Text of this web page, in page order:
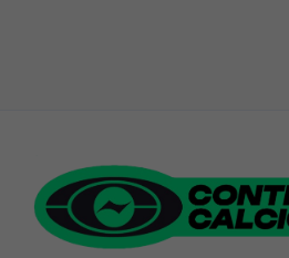
contenuto